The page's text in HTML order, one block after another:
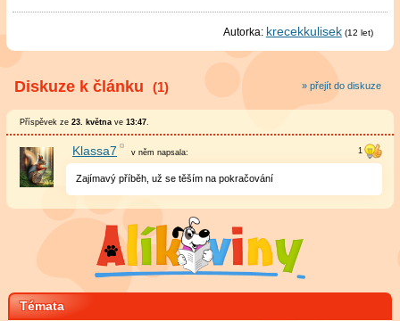
Autorka: krecekkulisek (12 let)
» přejít do diskuze
Diskuze k článku (1)
Příspěvek ze 23. květnave 13:47.
Klassa7 v něm napsala:
Zajímavý příběh, už se těším na pokračování
Témata